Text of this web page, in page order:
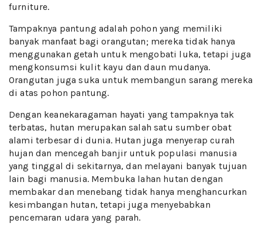
furniture.
Tampaknya pantung adalah pohon yang memiliki
banyak manfaat bagi orangutan; mereka tidak hanya
menggunakan getah untuk mengobati luka, tetapi juga
mengkonsumsi kulit kayu dan daun mudanya.
Orangutan juga suka untuk membangun sarang mereka
di atas pohon pantung.
Dengan keanekaragaman hayati yang tampaknya tak
terbatas, hutan merupakan salah satu sumber obat
alami terbesar di dunia. Hutan juga menyerap curah
hujan dan mencegah banjir untuk populasi manusia
yang tinggal di sekitarnya, dan melayani banyak tujuan
lain bagi manusia. Membuka lahan hutan dengan
membakar dan menebang tidak hanya menghancurkan
kesimbangan hutan, tetapi juga menyebabkan
pencemaran udara yang parah.